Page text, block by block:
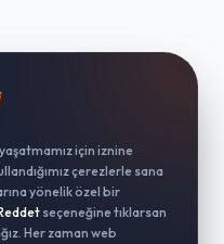
için iznine
çerezlerle sana
yönelik özel bir
seçeneğine tıklarsan
Her zaman web